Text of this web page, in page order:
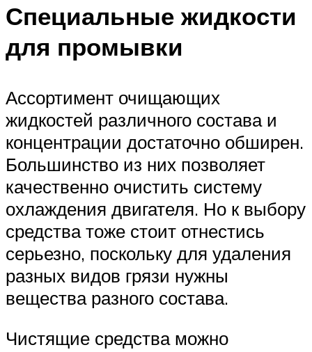
Специальные жидкости
для промывки
Ассортимент очищающих
жидкостей различного состава и
концентрации достаточно обширен.
Большинство из них позволяет
качественно очистить систему
охлаждения двигателя. Но к выбору
средства тоже стоит отнестись
серьезно, поскольку для удаления
разных видов грязи нужны
вещества разного состава.
Чистящие средства можно